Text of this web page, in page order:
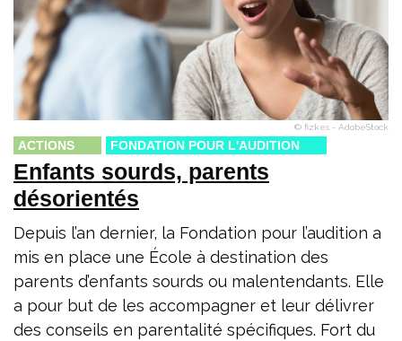
© fizkes - AdobeStock
ACTIONS FONDATION POUR L'AUDITION
Enfants sourds, parents
désorientés
Depuis l’an dernier, la Fondation pour l’audition a
mis en place une École à destination des
parents d’enfants sourds ou malentendants. Elle
a pour but de les accompagner et leur délivrer
des conseils en parentalité spécifiques. Fort du